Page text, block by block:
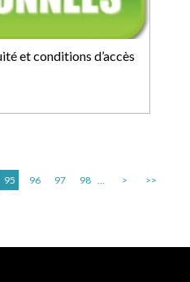
et conditions d’accès
95 96 97 98 ... > >>